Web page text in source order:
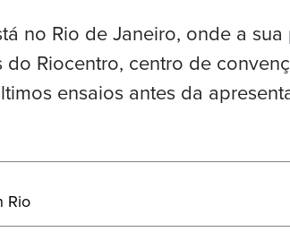
no Rio de Janeiro, onde a
do Riocentro, centro de
ensaios antes da
Rio